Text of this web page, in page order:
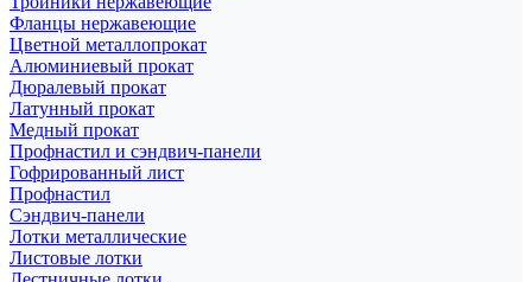
Фланцы нержавеющие
Цветной металлопрокат
Алюминиевый прокат
Дюралевый прокат
Латунный прокат
Медный прокат
Профнастил и сэндвич-панели
Гофрированный лист
Профнастил
Сэндвич-панели
Лотки металлические
Листовые лотки